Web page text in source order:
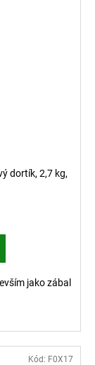
dortík, 2,7 kg,
jako zábal
Kód: F0X17